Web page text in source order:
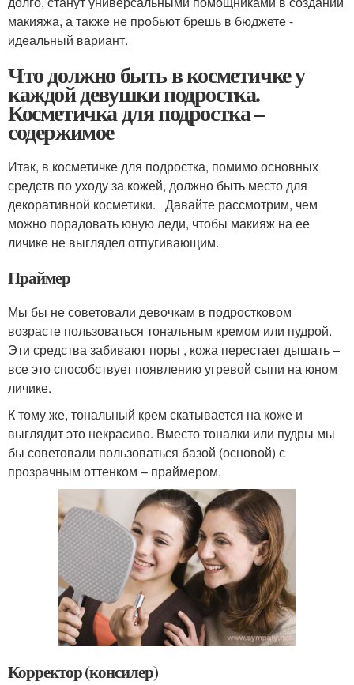
макияжа, а также не пробьют брешь в бюджете -
идеальный вариант.
Что должно быть в косметичке у
каждой девушки подростка.
Косметичка для подростка –
содержимое
Итак, в косметичке для подростка, помимо основных
средств по уходу за кожей, должно быть место для
декоративной косметики. Давайте рассмотрим, чем
можно порадовать юную леди, чтобы макияж на ее
личике не выглядел отпугивающим.
Праймер
Мы бы не советовали девочкам в подростковом
возрасте пользоваться тональным кремом или пудрой.
Эти средства забивают поры , кожа перестает дышать –
все это способствует появлению угревой сыпи на юном
личике.
К тому же, тональный крем скатывается на коже и
выглядит это некрасиво. Вместо тоналки или пудры мы
бы советовали пользоваться базой (основой) с
прозрачным оттенком – праймером.
Корректор (консилер)